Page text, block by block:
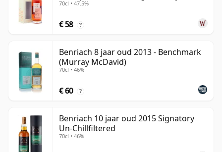
70cl • 47.5%
€ 58 ?
Benriach 8 jaar oud 2013 - Benchmark
(Murray McDavid)
70cl • 46%
€ 60 ?
Benriach 10 jaar oud 2015 Signatory
Un-Chillfiltered
70cl • 46%